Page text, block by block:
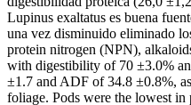
Lupinus exaltatus es buena
una vez disminuido eliminado
protein nitrogen (NPN),
with digestibility of 70 ±3.0%
±1.7 and ADF of 34.8 ±0.8%,
foliage. Pods were the lowest